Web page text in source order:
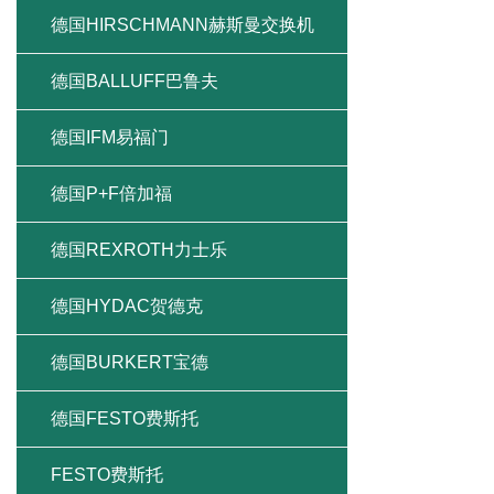
德国HIRSCHMANN赫斯曼交换机
德国BALLUFF巴鲁夫
德国IFM易福门
德国P+F倍加福
德国REXROTH力士乐
德国HYDAC贺德克
德国BURKERT宝德
德国FESTO费斯托
FESTO费斯托